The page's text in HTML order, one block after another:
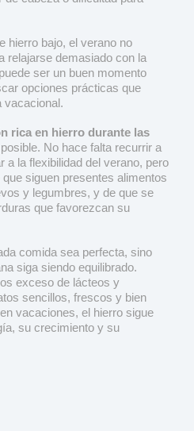
hierro bajo, el verano no
relajarse demasiado con la
ser un buen momento
opciones prácticas que
vacacional.
rica en hierro durante las
No hace falta recurrir a
a la flexibilidad del verano, pero
siguen presentes alimentos
y legumbres, y de que se
que favorezcan su
comida sea perfecta, sino
siga siendo equilibrado.
exceso de lácteos y
sencillos, frescos y bien
vacaciones, el hierro sigue
su crecimiento y su